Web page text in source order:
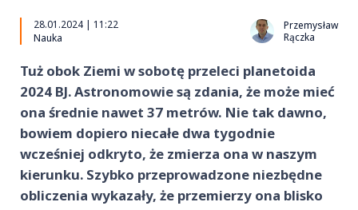
28.01.2024 | 11:22
Nauka
Przemysław
Rączka
Tuż obok Ziemi w sobotę przeleci planetoida
2024 BJ. Astronomowie są zdania, że może mieć
ona średnie nawet 37 metrów. Nie tak dawno,
bowiem dopiero niecałe dwa tygodnie
wcześniej odkryto, że zmierza ona w naszym
kierunku. Szybko przeprowadzone niezbędne
obliczenia wykazały, że przemierzy ona blisko